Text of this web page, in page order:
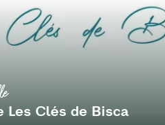
Les Clés de Bisca